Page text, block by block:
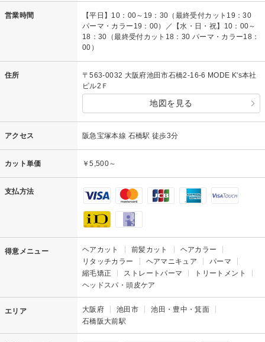
営業時間
【平日】10：00～19：30（最終受付カット19：30
パーマ・カラー19：00）／【水・日・祝】10：00～
18：30（最終受付カット18：30 パーマ・カラー18：
00）
住所
〒563-0032 大阪府池田市石橋2-16-6 MODE K's本社
ビル2Ｆ
地図を見る
アクセス 阪急宝塚本線 石橋駅 徒歩3分
カット単価 ￥5,500～
支払方法
得意メニュー ヘアカット 前髪カット
ヘアカラー
リタッチカラー
ヘアマニキュア
パーマ
縮毛矯正
ストレートパーマ
トリートメント
ヘッドスパ・頭皮ケア
エリア 大阪府 池田市
池田・豊中・箕面
石橋阪大前駅